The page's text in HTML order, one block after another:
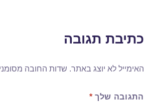
כתיבת תגובה
האימייל לא יוצג באתר. שדות החובה
התגובה שלך *